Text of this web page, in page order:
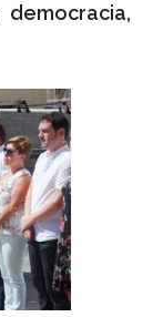
democracia,